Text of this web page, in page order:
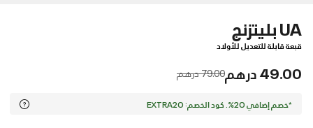
UA بليتزنج
قبعة قابلة للتعديل للأولاد
49.00 درهم Price reduced from
79.00 درهم to
*خصم إضافي 20%. كود الخصم: EXTRA20